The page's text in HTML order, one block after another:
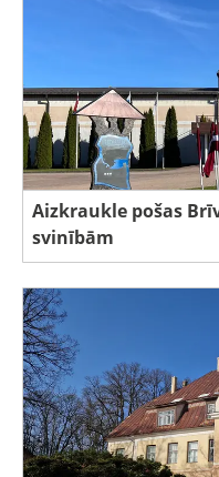
Aizkraukle pošas
svinībām